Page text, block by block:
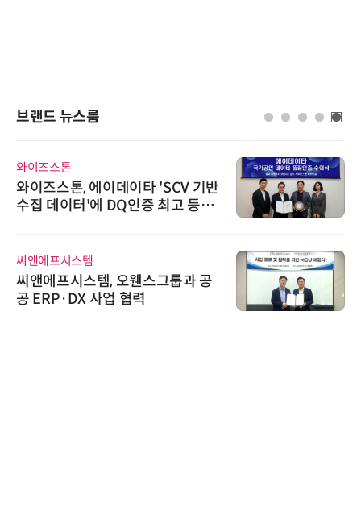
브랜드 뉴스룸
데이타 'SCV 기반
인증 최고 등급
, 오웬스그룹과 공
협력
인아그룹
'자동화 산업의
인아그룹 전국 7
어 개최
시큐어링크
시큐어링크, 중
흥원 AI 초격차
정